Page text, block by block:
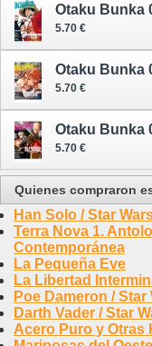
Otaku Bunka
5.70 €
Otaku Bunka
5.70 €
Otaku Bunka
5.70 €
Quienes compraron
Han Solo / Star
Terra Nova 1.
Contemporánea
La Pequeña Eve
La Libertad
Poe Dameron /
Darth Vader / Star
Acero Puro y Otras